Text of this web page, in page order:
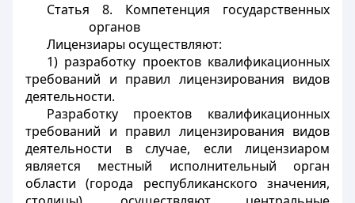
Статья 8. Компетенция государственных
органов
Лицензиары осуществляют:
1) разработку проектов квалификационных
требований и правил лицензирования видов
деятельности.
Разработку проектов квалификационных
требований и правил лицензирования видов
деятельности в случае, если лицензиаром
является местный исполнительный орган
области (города республиканского значения,